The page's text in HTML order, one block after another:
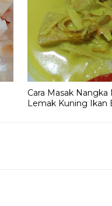
Cara Masak Nangka
Lemak Kuning Ikan